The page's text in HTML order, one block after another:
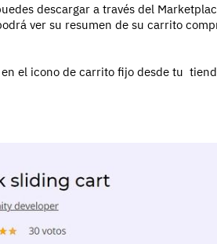
descargar a través del
ver su resumen de su carrito
el icono de carrito fijo desde tu